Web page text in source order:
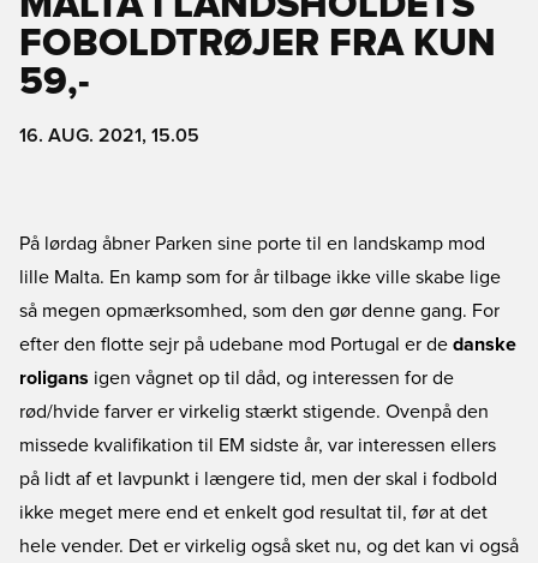
FOBOLDTRØJER FRA KUN
59,-
16. AUG. 2021, 15.05
På lørdag åbner Parken sine porte til en landskamp mod
lille Malta. En kamp som for år tilbage ikke ville skabe lige
så megen opmærksomhed, som den gør denne gang. For
efter den flotte sejr på udebane mod Portugal er de danske
roligans igen vågnet op til dåd, og interessen for de
rød/hvide farver er virkelig stærkt stigende. Ovenpå den
missede kvalifikation til EM sidste år, var interessen ellers
på lidt af et lavpunkt i længere tid, men der skal i fodbold
ikke meget mere end et enkelt god resultat til, før at det
hele vender. Det er virkelig også sket nu, og det kan vi også